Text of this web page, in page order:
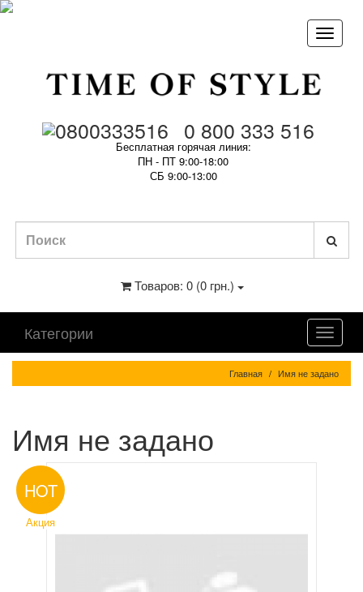
0 800 333 516
Бесплатная горячая линия:
ПН - ПТ 9:00-18:00
СБ 9:00-13:00
Товаров: 0 (0 грн.)
Категории
Главная Имя не задано
Имя не задано
HOT
Акция